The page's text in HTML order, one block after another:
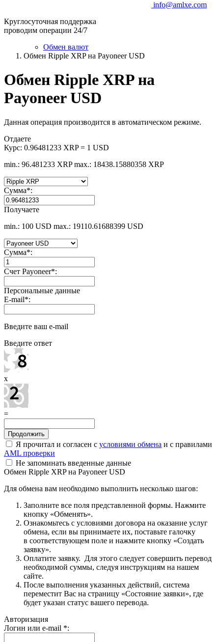
info@amlxe.com
Круглосуточная поддержка
проводим операции 24/7
Обмен валют
Обмен Ripple XRP на Payoneer USD
Обмен Ripple XRP на
Payoneer USD
Данная операция производится в автоматическом режиме.
Отдаете
Курс: 0.96481233 XRP = 1 USD
min.: 96.481233 XRP max.: 18438.15880358 XRP
Сумма*:
Получаете
min.: 100 USD max.: 19110.61688399 USD
Сумма*:
Счет Payoneer*:
Персональные данные
E-mail*:
Введите ваш e-mail
Введите ответ
x
=
Я прочитал и согласен с условиями обмена и с правилами
AML проверки
Не запоминать введенные данные
Обмен Ripple XRP на Payoneer USD
Для обмена вам необходимо выполнить несколько шагов:
Заполните все поля представленной формы. Нажмите
кнопку «Обменять».
Ознакомьтесь с условиями договора на оказание услуг
обмена, если вы принимаете их, поставьте галочку
в соответствующем поле и нажмите кнопку «Создать
заявку».
Оплатите заявку. Для этого следует совершить перевод
необходимой суммы, следуя инструкциям на нашем
сайте.
После выполнения указанных действий, система
переместит Вас на страницу «Состояние заявки», где
будет указан статус вашего перевода.
Авторизация
Логин или e-mail *: